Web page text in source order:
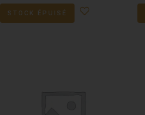
STOCK ÉPUISÉ